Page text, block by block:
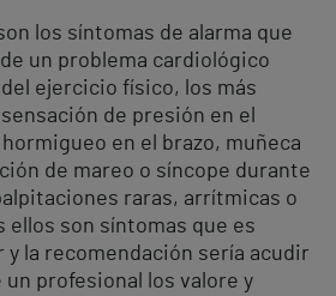
los síntomas de alarma que
un problema cardiológico
ejercicio físico, los más
de presión en el
en el brazo, muñeca
de mareo o síncope durante
raras, arrítmicas o
ellos son síntomas que es
la recomendación sería acudir
un profesional los valore y